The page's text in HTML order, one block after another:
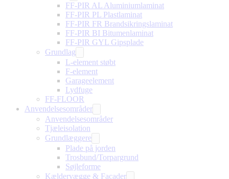
FF-PIR AL Aluminiumlaminat
FF-PIR PL Plastlaminat
FF-PIR FR Brandsikringslaminat
FF-PIR BI Bitumenlaminat
FF-PIR GYL Gipsplade
Grundlag
L-element støbt
F-element
Garageelement
Lydfuge
FF-FLOOR
Anvendelsesområder
Anvendelsesområder
Tjæleisolation
Grundlæggere
Plade på jorden
Trosbund/Torpargrund
Søjleforme
Kældervægge & Facader